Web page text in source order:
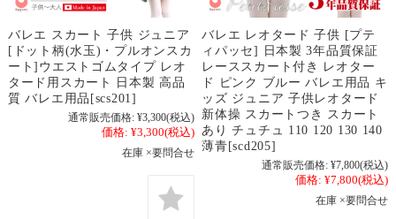
バレエ スカート 子供 ジュニア
[ドット柄(水玉)・プルオンスカ
ート]ウエストゴムタイプ レオ
タード用スカート 日本製 高品
質 バレエ用品[scs201]
通常販売価格: ¥3,300(税込)
価格: ¥3,300(税込)
在庫 ×要問合せ
バレエ レオタード 子供 [プテ
ィパッセ] 日本製 3年品質保証
レーススカート付き レオター
ド ピンク ブルー バレエ用品 キ
ッズ ジュニア 子供レオタード
新体操 スカートつき スカート
あり チュチュ 110 120 130 140
薄青[scd205]
通常販売価格: ¥7,800(税込)
価格: ¥7,800(税込)
在庫 ×要問合せ